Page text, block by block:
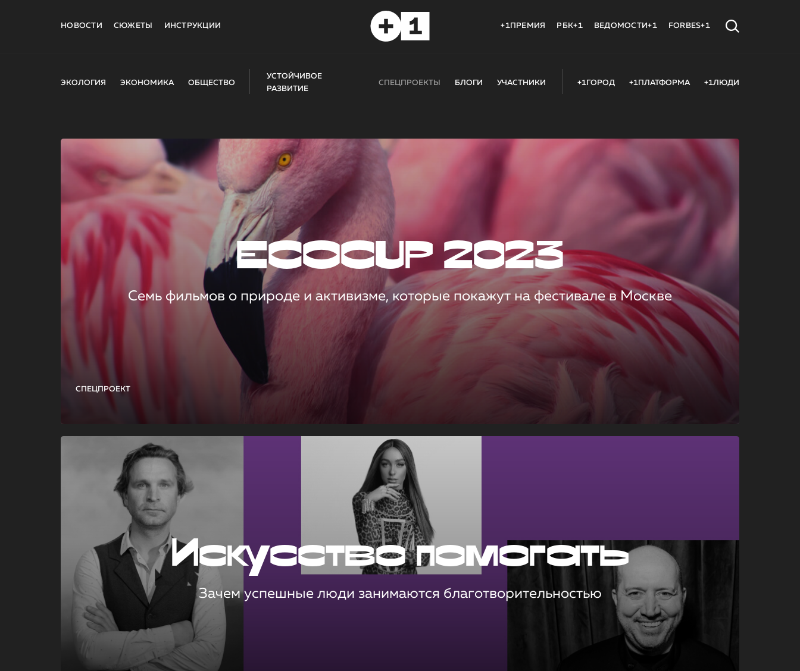
НОВОСТИ СЮЖЕТЫ ИНСТРУКЦИИ +1ПРЕМИЯ РБК+1 ВЕДОМОСТИ+1 FORBES+1
ЭКОЛОГИЯ ЭКОНОМИКА ОБЩЕСТВО
УСТОЙЧИВОЕ
РАЗВИТИЕ
СПЕЦПРОЕКТЫ БЛОГИ УЧАСТНИКИ +1ГОРОД +1ПЛАТФОРМА +1ЛЮДИ
СПЕЦПРОЕКТ
ECOCUP 2023
Семь фильмов о природе и активизме, которые покажут на фестивале в Москве
Искусство помогать
Зачем успешные люди занимаются благотворительностью